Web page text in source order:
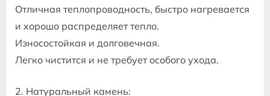
Отличная теплопроводность, быстро нагревается
и хорошо распределяет тепло.
Износостойкая и долговечная.
Легко чистится и не требует особого ухода.
2. Натуральный камень: